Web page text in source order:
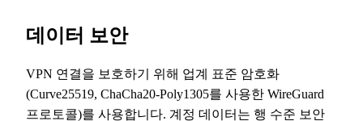
데이터 보안
VPN 연결을 보호하기 위해 업계 표준 암호화
(Curve25519, ChaCha20-Poly1305를 사용한 WireGuard
프로토콜)를 사용합니다. 계정 데이터는 행 수준 보안